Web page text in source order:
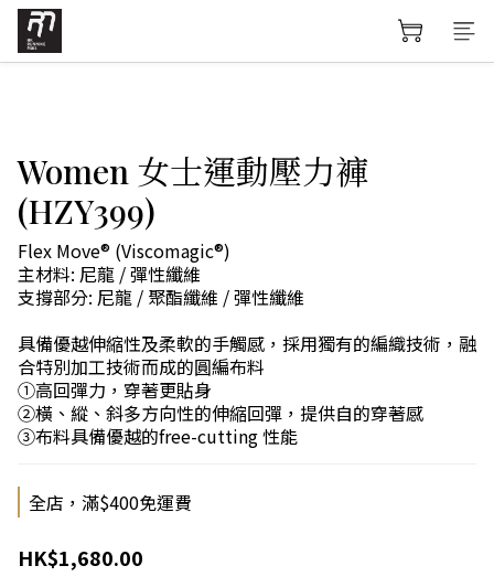
Women 女士運動壓力褲
(HZY399)
Flex Move® (Viscomagic®)
主材料: 尼龍 / 彈性纖維
支撐部分: 尼龍 / 聚酯纖維 / 彈性纖維
具備優越伸縮性及柔軟的手觸感，採用獨有的編織技術，融
合特別加工技術而成的圓編布料
①高回彈力，穿著更貼身
②橫、縱、斜多方向性的伸縮回彈，提供自的穿著感
③布料具備優越的free-cutting 性能
全店，滿$400免運費
HK$1,680.00